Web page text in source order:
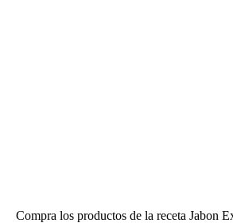
Compra los productos de la receta Jabon